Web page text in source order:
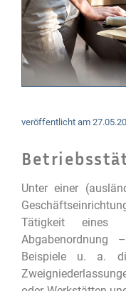
veröffentlicht am
Unter einer
Tätigkeit eines
Beispiele u. a.